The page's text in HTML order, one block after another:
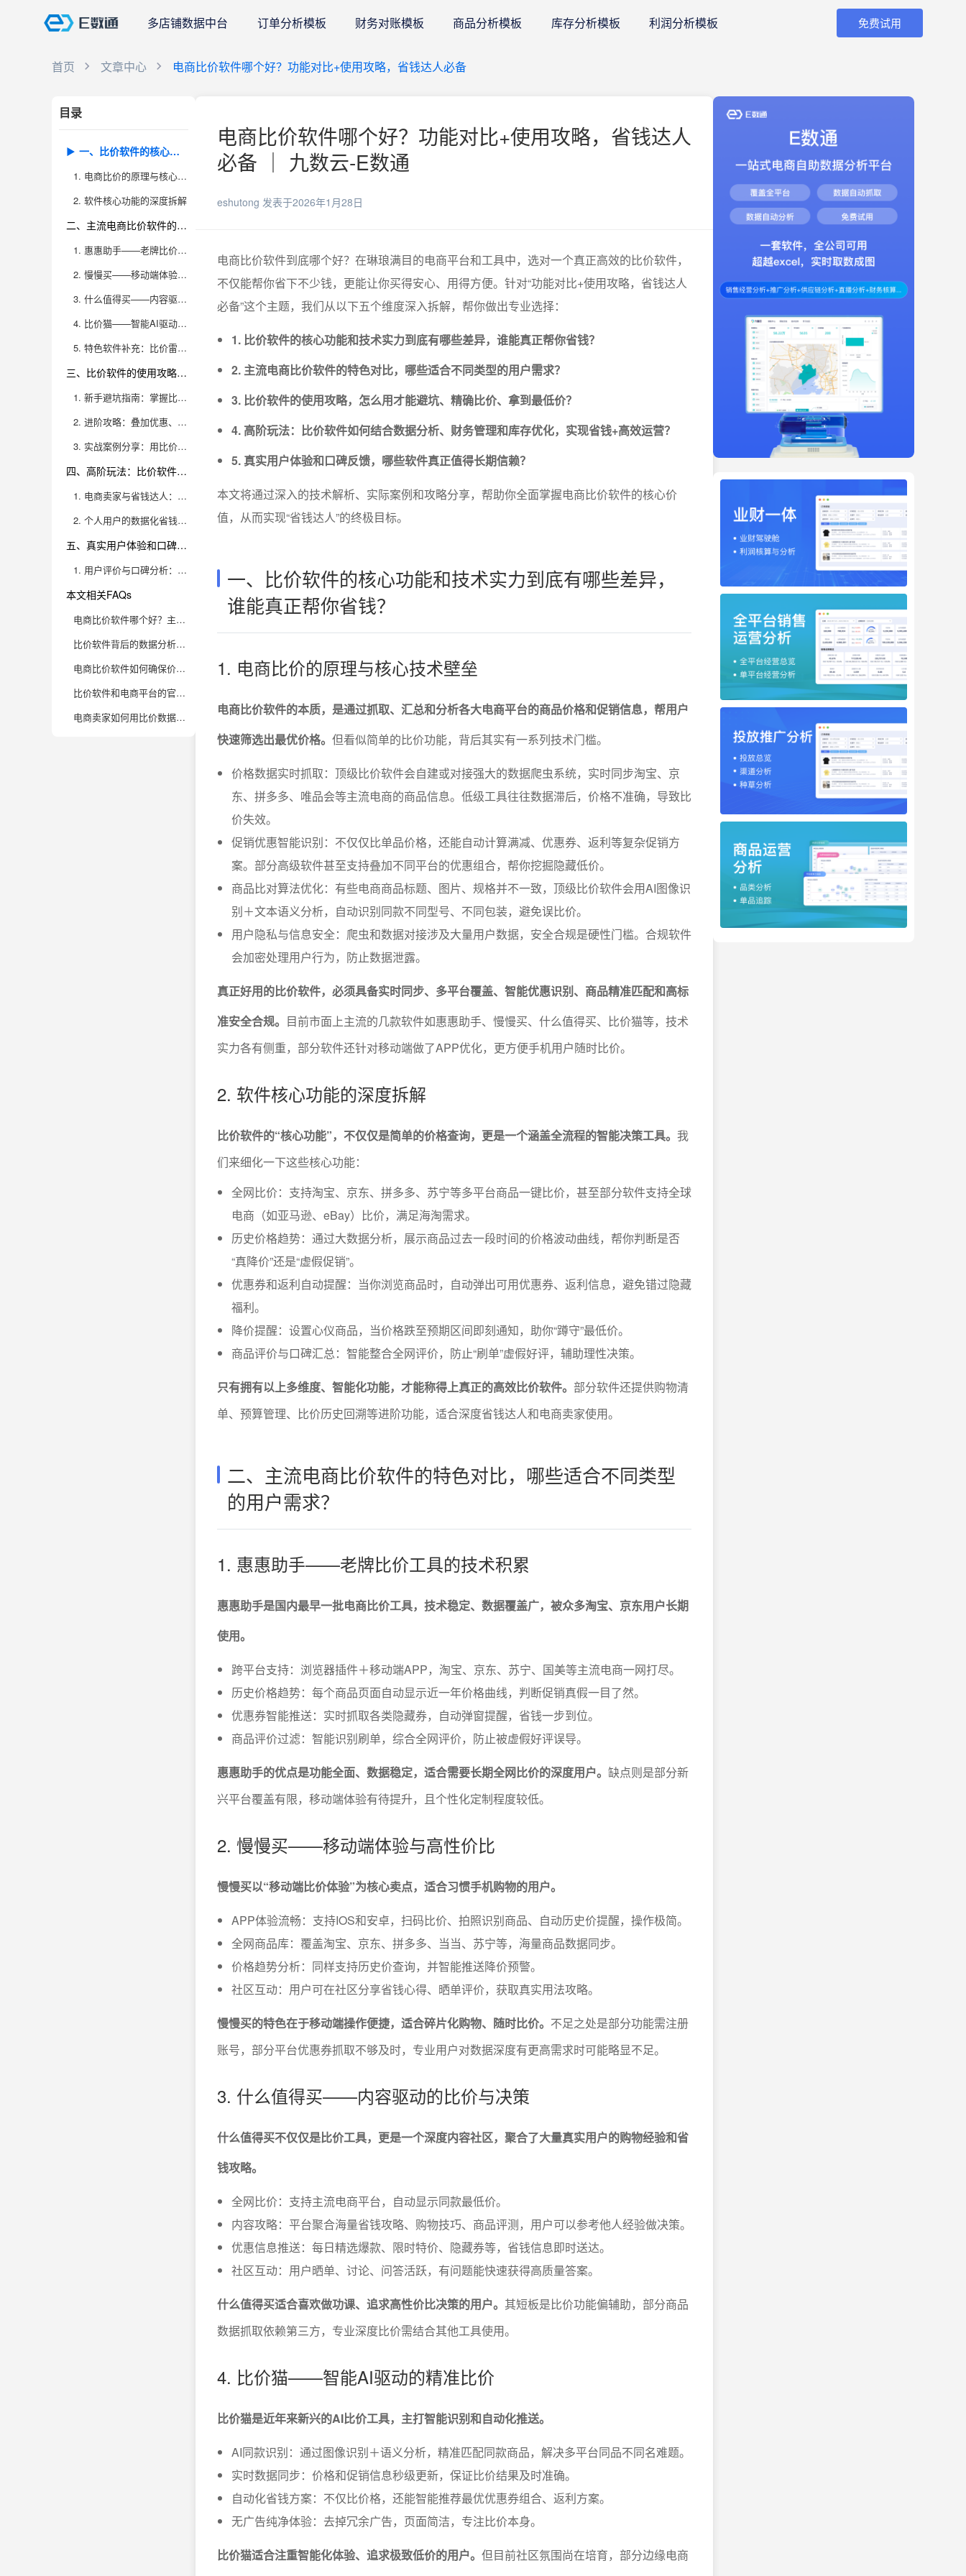
多店铺数据中台 订单分析模板 财务对账模板 商品分析模板 库存分析模板 利润分析模板 免费试用
首页 文章中心 电商比价软件哪个好？功能对比+使用攻略，省钱达人必备
目录
一、比价软件的核心功能和技术实力到底有哪些差异，谁能真正帮你省钱？
1. 电商比价的原理与核心技术壁垒
2. 软件核心功能的深度拆解
二、主流电商比价软件的特色对比，哪些适合不同类型的用户需求？
1. 惠惠助手——老牌比价工具的技术积累
2. 慢慢买——移动端体验与高性价比
3. 什么值得买——内容驱动的比价与决策
4. 比价猫——智能AI驱动的精准比价
5. 特色软件补充：比价雷达、返利网等
三、比价软件的使用攻略，怎么用才能避坑、精确比价、拿到最低价？
1. 新手避坑指南：掌握比价软件的正确使用方法
2. 进阶攻略：叠加优惠、返利最大化、错峰购物
3. 实战案例分享：用比价软件一年省下3000元的真实经验
四、高阶玩法：比价软件如何结合数据分析、财务管理和库存优化，实现省钱+高效运营？
1. 电商卖家与省钱达人：用比价软件做数据分析与决策
2. 个人用户的数据化省钱路径
五、真实用户体验和口碑反馈，哪些软件真正值得长期信赖？
1. 用户评价与口碑分析：哪些比价软件最受欢迎？
本文相关FAQs
电商比价软件哪个好？主流工具功能深度对比与省钱实战攻略
比价软件背后的数据分析技术，为什么能帮你省钱？
电商比价软件如何确保价格数据真实可靠？有什么使用风险和注意事项？
比价软件和电商平台的官方比价功能有啥区别？哪个更适合省钱达人？
电商卖家如何用比价数据优化定价策略，实现利润最大化？
电商比价软件哪个好？功能对比+使用攻略，省钱达人
必备 ｜ 九数云-E数通
eshutong 发表于2026年1月28日
电商比价软件到底哪个好？在琳琅满目的电商平台和工具中，选对一个真正高效的比价软件，
不仅能帮你省下不少钱，更能让你买得安心、用得方便。针对“功能对比+使用攻略，省钱达人
必备”这个主题，我们从以下五个维度深入拆解，帮你做出专业选择：
1. 比价软件的核心功能和技术实力到底有哪些差异，谁能真正帮你省钱？
2. 主流电商比价软件的特色对比，哪些适合不同类型的用户需求？
3. 比价软件的使用攻略，怎么用才能避坑、精确比价、拿到最低价？
4. 高阶玩法：比价软件如何结合数据分析、财务管理和库存优化，实现省钱+高效运营？
5. 真实用户体验和口碑反馈，哪些软件真正值得长期信赖？
本文将通过深入的技术解析、实际案例和攻略分享，帮助你全面掌握电商比价软件的核心价
值，从而实现“省钱达人”的终极目标。
一、比价软件的核心功能和技术实力到底有哪些差异，
谁能真正帮你省钱？
1. 电商比价的原理与核心技术壁垒
电商比价软件的本质，是通过抓取、汇总和分析各大电商平台的商品价格和促销信息，帮用户
快速筛选出最优价格。 但看似简单的比价功能，背后其实有一系列技术门槛。
价格数据实时抓取：顶级比价软件会自建或对接强大的数据爬虫系统，实时同步淘宝、京
东、拼多多、唯品会等主流电商的商品信息。低级工具往往数据滞后，价格不准确，导致比
价失效。
促销优惠智能识别：不仅仅比单品价格，还能自动计算满减、优惠券、返利等复杂促销方
案。部分高级软件甚至支持叠加不同平台的优惠组合，帮你挖掘隐藏低价。
商品比对算法优化：有些电商商品标题、图片、规格并不一致，顶级比价软件会用AI图像识
别＋文本语义分析，自动识别同款不同型号、不同包装，避免误比价。
用户隐私与信息安全：爬虫和数据对接涉及大量用户数据，安全合规是硬性门槛。合规软件
会加密处理用户行为，防止数据泄露。
真正好用的比价软件，必须具备实时同步、多平台覆盖、智能优惠识别、商品精准匹配和高标
准安全合规。 目前市面上主流的几款软件如惠惠助手、慢慢买、什么值得买、比价猫等，技术
实力各有侧重，部分软件还针对移动端做了APP优化，更方便手机用户随时比价。
2. 软件核心功能的深度拆解
比价软件的“核心功能”，不仅仅是简单的价格查询，更是一个涵盖全流程的智能决策工具。 我
们来细化一下这些核心功能：
全网比价：支持淘宝、京东、拼多多、苏宁等多平台商品一键比价，甚至部分软件支持全球
电商（如亚马逊、eBay）比价，满足海淘需求。
历史价格趋势：通过大数据分析，展示商品过去一段时间的价格波动曲线，帮你判断是否
“真降价”还是“虚假促销”。
优惠券和返利自动提醒：当你浏览商品时，自动弹出可用优惠券、返利信息，避免错过隐藏
福利。
降价提醒：设置心仪商品，当价格跌至预期区间即刻通知，助你“蹲守”最低价。
商品评价与口碑汇总：智能整合全网评价，防止“刷单”虚假好评，辅助理性决策。
只有拥有以上多维度、智能化功能，才能称得上真正的高效比价软件。 部分软件还提供购物清
单、预算管理、比价历史回溯等进阶功能，适合深度省钱达人和电商卖家使用。
二、主流电商比价软件的特色对比，哪些适合不同类型
的用户需求？
1. 惠惠助手——老牌比价工具的技术积累
惠惠助手是国内最早一批电商比价工具，技术稳定、数据覆盖广，被众多淘宝、京东用户长期
使用。
跨平台支持：浏览器插件＋移动端APP，淘宝、京东、苏宁、国美等主流电商一网打尽。
历史价格趋势：每个商品页面自动显示近一年价格曲线，判断促销真假一目了然。
优惠券智能推送：实时抓取各类隐藏券，自动弹窗提醒，省钱一步到位。
商品评价过滤：智能识别刷单，综合全网评价，防止被虚假好评误导。
惠惠助手的优点是功能全面、数据稳定，适合需要长期全网比价的深度用户。 缺点则是部分新
兴平台覆盖有限，移动端体验有待提升，且个性化定制程度较低。
2. 慢慢买——移动端体验与高性价比
慢慢买以“移动端比价体验”为核心卖点，适合习惯手机购物的用户。
APP体验流畅：支持IOS和安卓，扫码比价、拍照识别商品、自动历史价提醒，操作极简。
全网商品库：覆盖淘宝、京东、拼多多、当当、苏宁等，海量商品数据同步。
价格趋势分析：同样支持历史价查询，并智能推送降价预警。
社区互动：用户可在社区分享省钱心得、晒单评价，获取真实用法攻略。
慢慢买的特色在于移动端操作便捷，适合碎片化购物、随时比价。 不足之处是部分功能需注册
账号，部分平台优惠券抓取不够及时，专业用户对数据深度有更高需求时可能略显不足。
3. 什么值得买——内容驱动的比价与决策
什么值得买不仅仅是比价工具，更是一个深度内容社区，聚合了大量真实用户的购物经验和省
钱攻略。
全网比价：支持主流电商平台，自动显示同款最低价。
内容攻略：平台聚合海量省钱攻略、购物技巧、商品评测，用户可以参考他人经验做决策。
优惠信息推送：每日精选爆款、限时特价、隐藏券等，省钱信息即时送达。
社区互动：用户晒单、讨论、问答活跃，有问题能快速获得高质量答案。
什么值得买适合喜欢做功课、追求高性价比决策的用户。 其短板是比价功能偏辅助，部分商品
数据抓取依赖第三方，专业深度比价需结合其他工具使用。
4. 比价猫——智能AI驱动的精准比价
比价猫是近年来新兴的AI比价工具，主打智能识别和自动化推送。
AI同款识别：通过图像识别＋语义分析，精准匹配同款商品，解决多平台同品不同名难题。
实时数据同步：价格和促销信息秒级更新，保证比价结果及时准确。
自动化省钱方案：不仅比价格，还能智能推荐最优优惠券组合、返利方案。
无广告纯净体验：去掉冗余广告，页面简洁，专注比价本身。
比价猫适合注重智能化体验、追求极致低价的用户。 但目前社区氛围尚在培育，部分边缘电商